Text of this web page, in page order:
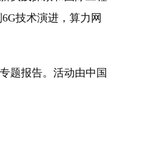
技术演进，算力网
题报告。活动由中国